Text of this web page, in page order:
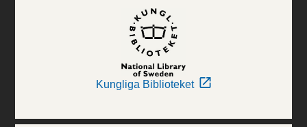
Kungliga Biblioteket